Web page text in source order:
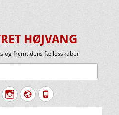
HØJVANG
og fremtidens fællesskaber
Instagram
Website
Tlf.